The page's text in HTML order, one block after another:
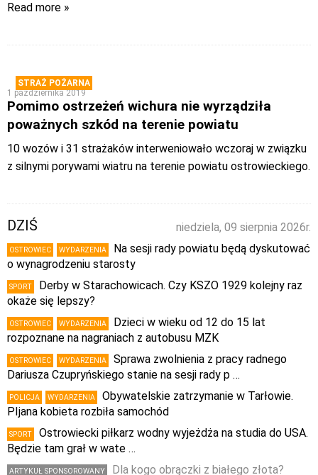
Read more »
STRAŻ POŻARNA
1 października 2019
Pomimo ostrzeżeń wichura nie wyrządziła
poważnych szkód na terenie powiatu
10 wozów i 31 strażaków interweniowało wczoraj w związku
z silnymi porywami wiatru na terenie powiatu ostrowieckiego.
niedziela, 09 sierpnia 2026r.
DZIŚ
OSTROWIEC WYDARZENIA
Na sesji rady powiatu będą dyskutować
o wynagrodzeniu starosty
SPORT
Derby w Starachowicach. Czy KSZO 1929 kolejny raz
okaże się lepszy?
OSTROWIEC WYDARZENIA
Dzieci w wieku od 12 do 15 lat
rozpoznane na nagraniach z autobusu MZK
OSTROWIEC WYDARZENIA
Sprawa zwolnienia z pracy radnego
Dariusza Czupryńskiego stanie na sesji rady p …
POLICJA WYDARZENIA
Obywatelskie zatrzymanie w Tarłowie.
PIjana kobieta rozbiła samochód
SPORT
Ostrowiecki piłkarz wodny wyjeżdża na studia do USA.
Będzie tam grał w wate …
ARTYKUŁ SPONSOROWANY Dla kogo obrączki z białego złota?